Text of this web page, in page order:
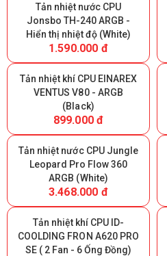
Tản nhiệt nước CPU
Jonsbo TH-240 ARGB -
Hiển thị nhiệt độ (White)
1.590.000 đ
Tản nhiệt khí CPU EINAREX
VENTUS V80 - ARGB
(Black)
899.000 đ
Tản nhiệt nước CPU Jungle
Leopard Pro Flow 360
ARGB (White)
3.468.000 đ
Tản nhiệt khí CPU ID-
COOLDING FRON A620 PRO
SE ( 2 Fan - 6 Ống Đồng)